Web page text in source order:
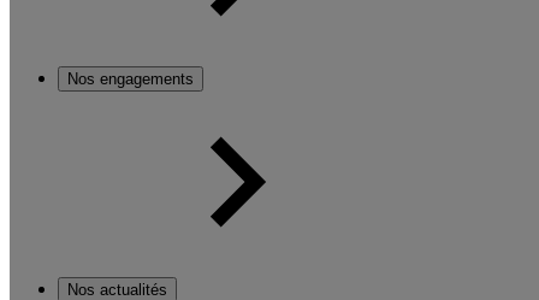
Nos engagements
Nos actualités